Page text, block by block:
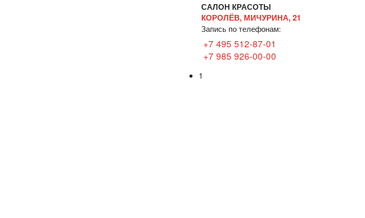
САЛОН КРАСОТЫ
КОРОЛЁВ, МИЧУРИНА, 21
Запись по телефонам:
+7 495 512-87-01
+7 985 926-00-00
1